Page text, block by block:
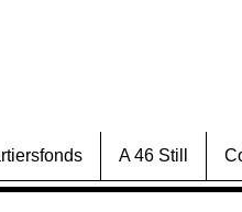
A 46 Still